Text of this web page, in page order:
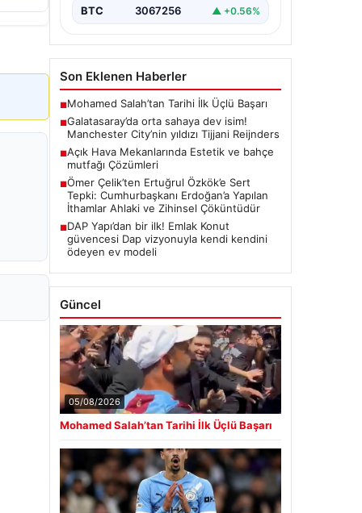
BTC 3067256 ▲ +0.56%
Son Eklenen Haberler
■Mohamed Salah’tan Tarihi İlk Üçlü Başarı
■Galatasaray’da orta sahaya dev isim!
Manchester City’nin yıldızı Tijjani Reijnders
■Açık Hava Mekanlarında Estetik ve bahçe
mutfağı Çözümleri
■Ömer Çelik’ten Ertuğrul Özkök’e Sert
Tepki: Cumhurbaşkanı Erdoğan’a Yapılan
İthamlar Ahlaki ve Zihinsel Çöküntüdür
■DAP Yapı’dan bir ilk! Emlak Konut
güvencesi Dap vizyonuyla kendi kendini
ödeyen ev modeli
Güncel
05/08/2026
Mohamed Salah’tan Tarihi İlk Üçlü Başarı